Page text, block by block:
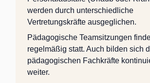
werden durch unterschiedliche
Vertretungskräfte ausgeglichen.
Pädagogische Teamsitzungen
regelmäßig statt. Auch bilden sich
pädagogischen Fachkräfte
weiter.